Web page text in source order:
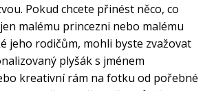
Pokud chcete přinést něco, co
malému princezni nebo malému
jeho rodičům, mohli byste zvažovat
plyšák s jménem
kreativní rám na fotku od pořebné